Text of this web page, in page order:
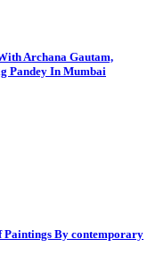
Archana Gautam,
Pandey In Mumbai
Paintings By contemporary